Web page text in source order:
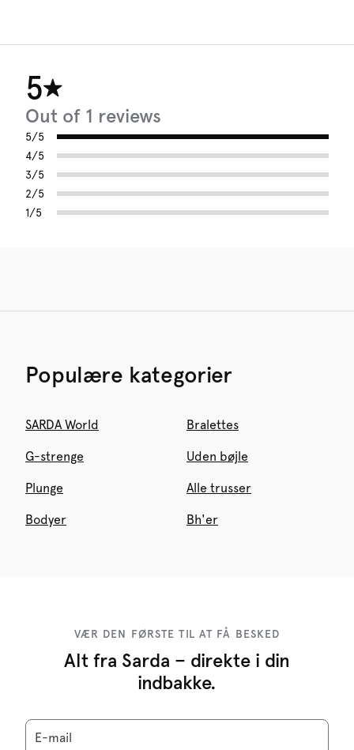
5
Out of 1 reviews
5/5
4/5
3/5
2/5
1/5
Populære kategorier
SARDA World Bralettes
G-strenge Uden bøjle
Plunge Alle trusser
Bodyer Bh'er
VÆR DEN FØRSTE TIL AT FÅ BESKED
Alt fra Sarda – direkte i din
indbakke.
E-mail